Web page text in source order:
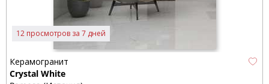
12 просмотров за 7 дней
Керамогранит
Crystal White